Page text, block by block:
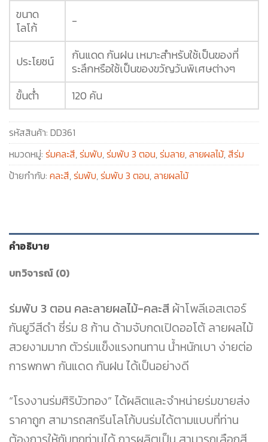
ขนาด
โลโก้
-
ประโยชน์
กันแดด กันฝน เหมาะสำหรับใช้เป็นของที่
ระลึกหรือใช้เป็นของขวัญวันพิเศษต่างๆ
ขั้นต่ำ
120 คัน
รหัสสินค้า: DD361
หมวดหมู่: ร่มคละสี,ร่มพับ,ร่มพับ 3 ตอน,ร่มลาย,ลายผลไม้,สีร่ม
ป้ายกำกับ: คละสี,ร่มพับ,ร่มพับ 3 ตอน,ลายผลไม้
คำอธิบาย
บทวิจารณ์ (0)
ร่มพับ 3 ตอน คละลายผลไม้-คละสี ผ้าโพลีเอสเตอร์
กันยูวีสีดำ ซี่ร่ม 8 ก้าน ด้ามจับกดเปิดออโต้ ลายผลไม้
สวยงามมาก ตัวร่มแข็งแรงทนทาน น้ำหนักเบา ง่ายต่อ
การพกพา กันแดด กันฝน ได้เป็นอย่างดี
“โรงงานร่มศิริบัวทอง” ได้ผลิตและจำหน่ายร่มขายส่ง
ราคาถูก สามารถสกรีนโลโก้บนร่มได้ตามแบบที่ท่าน